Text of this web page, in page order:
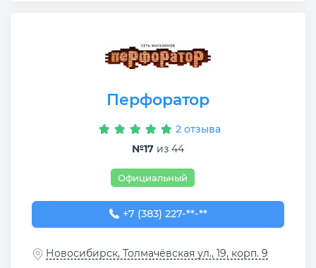
Перфоратор
2 отзыва
№17 из 44
Официальный
+7 (383) 227-24-16
+7 (383) 227-**-**
Новосибирск, Толмачёвская ул., 19, корп. 9